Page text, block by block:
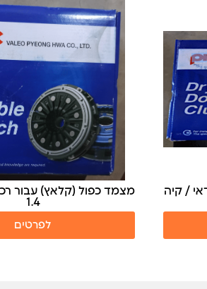
/ קיה
חלקי גירים אוט' לכל
לפרטים